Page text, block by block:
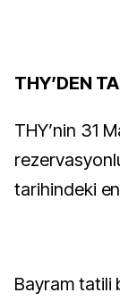
THY’DEN
THY’nin 31
tarihindeki
Bayram tatili